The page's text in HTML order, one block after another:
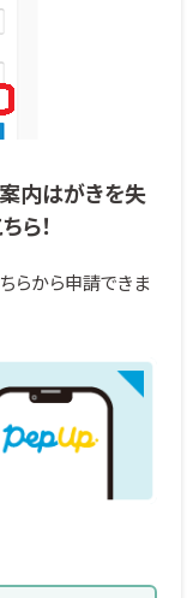
内はがきを失
ら！
らから申請できま